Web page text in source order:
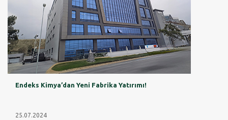
Endeks Kimya’dan Yeni Fabrika Yatırımı!
25.07.2024